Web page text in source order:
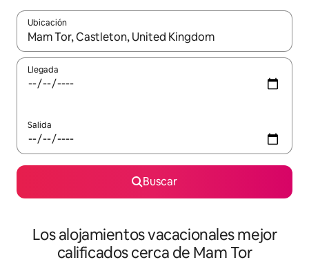
Ubicación
Cuando los resultados estén disponibles, podrás navegar
Llegada
Salida
Buscar
Los alojamientos vacacionales mejor
calificados cerca de Mam Tor